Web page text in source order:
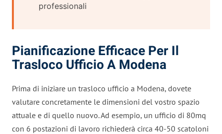
professionali
Pianificazione Efficace Per Il
Trasloco Ufficio A Modena
Prima di iniziare un trasloco ufficio a Modena, dovete
valutare concretamente le dimensioni del vostro spazio
attuale e di quello nuovo. Ad esempio, un ufficio di 80mq
con 6 postazioni di lavoro richiederà circa 40-50 scatoloni